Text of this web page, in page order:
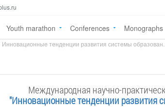
Youth marathon Conferences Monographs
Инновационные тенденции развития системы образован...
Международная научно-
"Инновационные тенденции развития